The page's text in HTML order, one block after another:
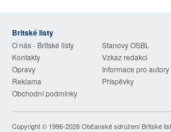
Britské listy
O nás - Britské listy
Stanovy OSBL
Kontakty
Vzkaz redakci
Opravy
Informace pro autory
Reklama
Příspěvky
Obchodní podmínky
Copyright © 1996-2026Občanské sdružení Britské